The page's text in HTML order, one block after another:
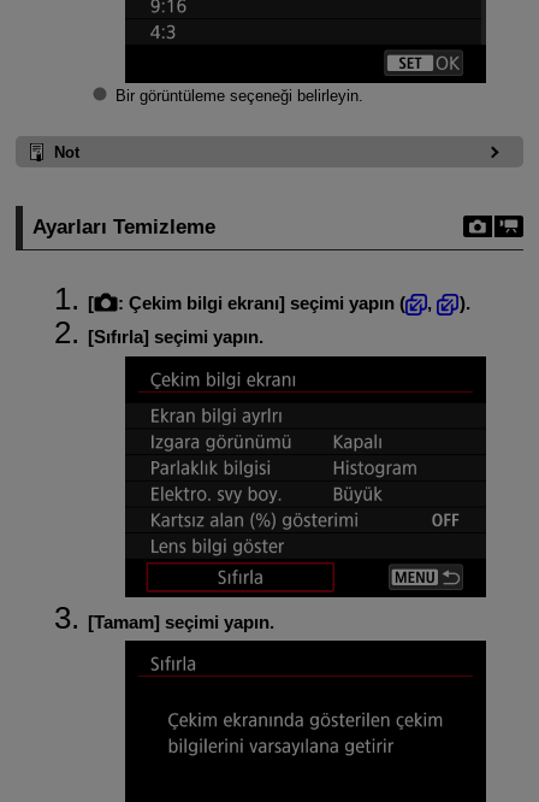
Bir görüntüleme seçeneği belirleyin.
Not
Ayarları Temizleme
[ : Çekim bilgi ekranı] seçimi yapın ( ,
).
[Sıfırla] seçimi yapın.
[Tamam] seçimi yapın.